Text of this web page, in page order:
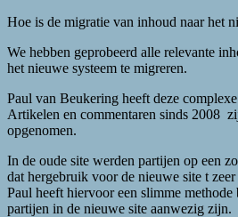
Hoe is de migratie van inhoud naar het
We hebben geprobeerd alle relevante
het nieuwe systeem te migreren.
Paul van Beukering heeft deze
Artikelen en commentaren sinds 2008
opgenomen.
In de oude site werden partijen op een
dat hergebruik voor de nieuwe site t
Paul heeft hiervoor een slimme
partijen in de nieuwe site aanwezig zijn.